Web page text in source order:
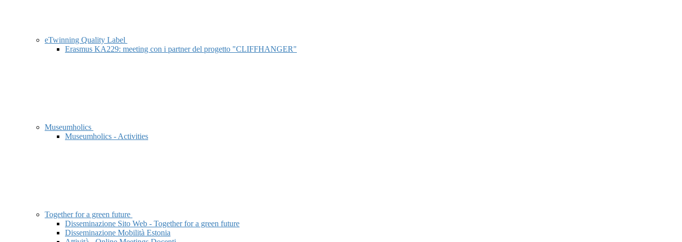
eTwinning Quality Label
Erasmus KA229: meeting con i partner del progetto "CLIFFHANGER"
Museumholics
Museumholics - Activities
Together for a green future
Disseminazione Sito Web - Together for a green future
Disseminazione Mobilità Estonia